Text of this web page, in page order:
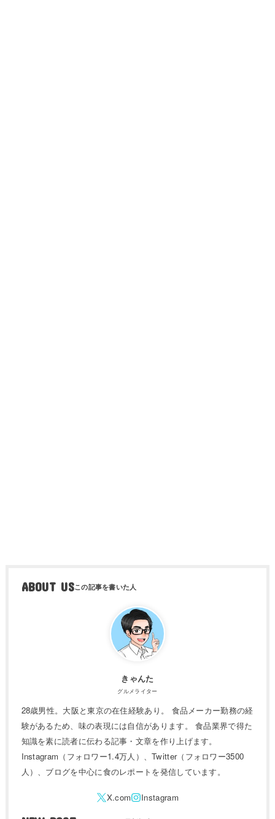
ABOUT US
きゃんた
グルメライター
28歳男性。大阪と東京の在住経験あり。 食品メーカー勤務の経
験があるため、味の表現には自信があります。 食品業界で得た
知識を素に読者に伝わる記事・文章を作り上げます。
Instagram（フォロワー1.4万人）、Twitter（フォロワー3500
人）、ブログを中心に食のレポートを発信しています。